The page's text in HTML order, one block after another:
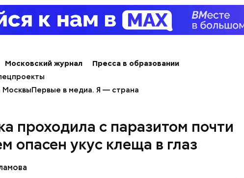
Московский журнал
Пресса в образовании
Первые в медиа. Я — страна
проходила с паразитом почти
опасен укус клеща в глаз
чтобы напомнить людям, что счастье на самом деле